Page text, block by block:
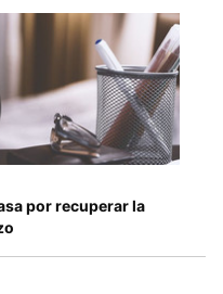
por recuperar la